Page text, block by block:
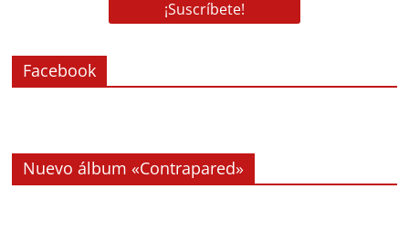
Facebook
Nuevo álbum «Contrapared»